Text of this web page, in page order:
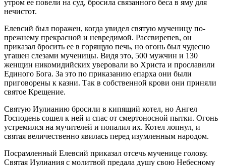
утром ее повели на суд, бросила связанного беса в яму для
нечистот.
Елевсий был поражен, когда увидел святую мученицу по-
прежнему прекрасной и невредимой. Рассвирепев, он
приказал бросить ее в горящую печь, но огонь был чудесно
угашен слезами мученицы. Видя это, 500 мужчин и 130
женщин никомидийских уверовали во Христа и прославили
Единого Бога. За это по приказанию епарха они были
приговорены к казни. Так в собственной крови они приняли
святое Крещение.
Святую Иулианию бросили в кипящий котел, но Ангел
Господень сошел к ней и спас от смертоносной пытки. Огонь
устремился на мучителей и попалил их. Котел лопнул, и
святая величественно явилась перед изумленным народом.
Посрамленный Елевсий приказал отсечь мученице голову.
Святая Иулиания с молитвой предала душу свою Небесному